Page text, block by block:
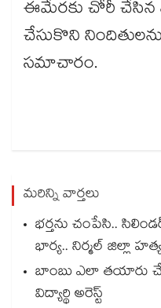
ఈమేరకు చోరీ చేసిన
చేసుకొని నిందితులను
సమాచారం.
మరిన్ని వార్తలు
భర్తను చంపేసి..
భార్య.. నిర్మల్ జిల్లా
బాంబు ఎలా తయారు
విద్యార్థి అరెస్ట్